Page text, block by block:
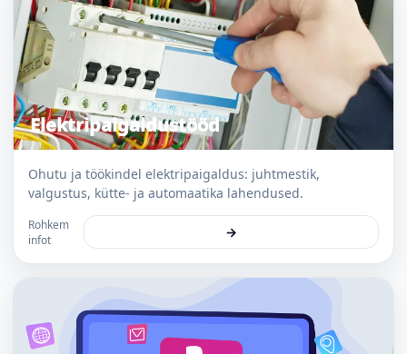
Elektripaigaldustööd
Ohutu ja töökindel elektripaigaldus: juhtmestik,
valgustus, kütte- ja automaatika lahendused.
Rohkem
infot
→